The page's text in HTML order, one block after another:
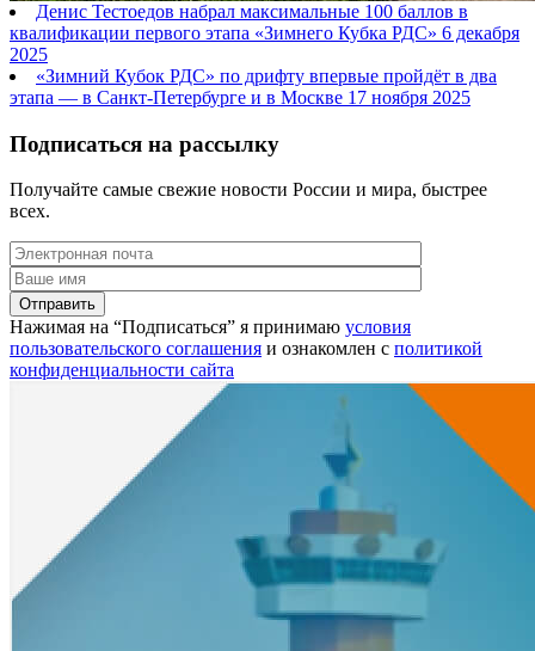
Денис Тестоедов набрал максимальные 100 баллов в
квалификации первого этапа «Зимнего Кубка РДС» 6 декабря
2025
«Зимний Кубок РДС» по дрифту впервые пройдёт в два
этапа — в Санкт-Петербурге и в Москве 17 ноября 2025
Подписаться на рассылку
Получайте самые свежие новости России и мира, быстрее
всех.
Нажимая на “Подписаться” я принимаю условия
пользовательского соглашения и ознакомлен с политикой
конфиденциальности сайта